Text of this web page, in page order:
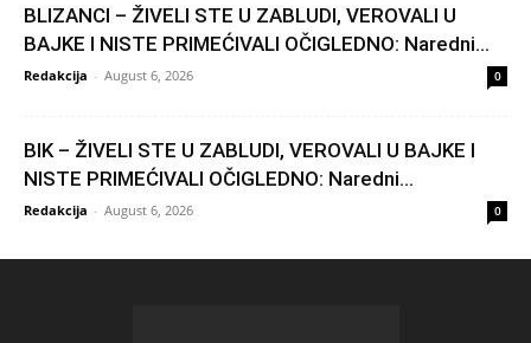
BLIZANCI – ŽIVELI STE U ZABLUDI, VEROVALI U
BAJKE I NISTE PRIMEĆIVALI OČIGLEDNO: Naredni...
Redakcija - August 6, 2026 0
BIK – ŽIVELI STE U ZABLUDI, VEROVALI U BAJKE I
NISTE PRIMEĆIVALI OČIGLEDNO: Naredni...
Redakcija - August 6, 2026 0